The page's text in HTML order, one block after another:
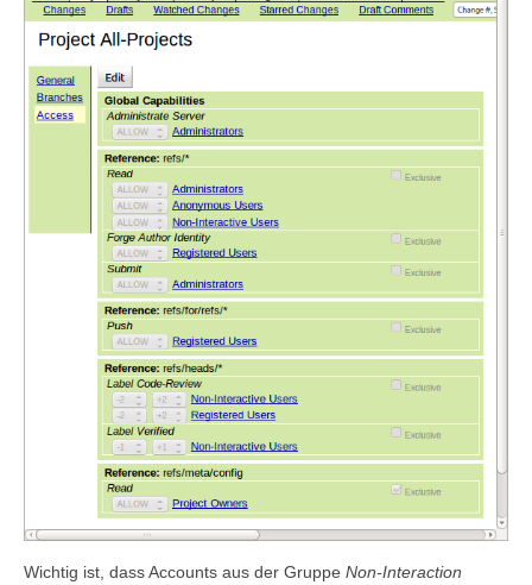
Wichtig ist, dass Accounts aus der Gruppe Non-Interaction